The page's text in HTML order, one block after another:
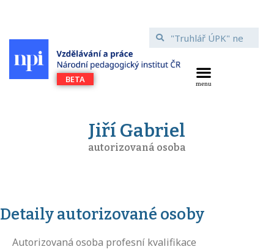
Jiří Gabriel
autorizovaná osoba
Detaily autorizované osoby
Autorizovaná osoba profesní kvalifikace